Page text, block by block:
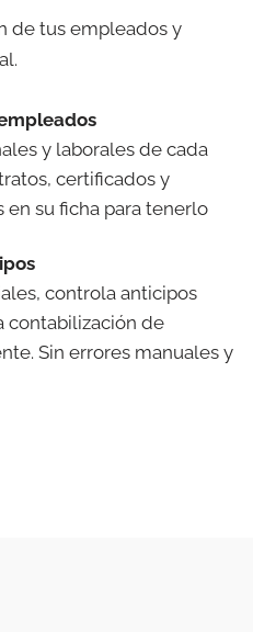
de tus empleados y
y laborales de cada
certificados y
su ficha para tenerlo
controla anticipos
contabilización de
Sin errores manuales y